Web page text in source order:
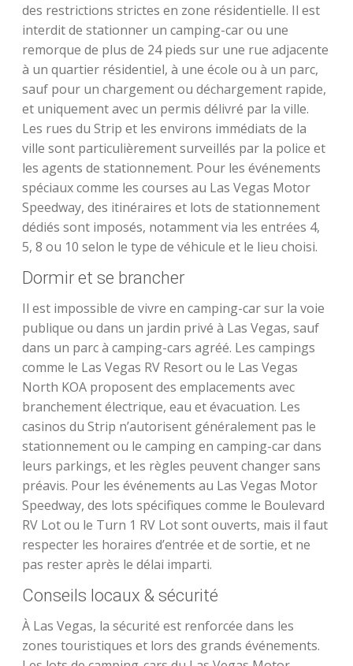
des restrictions strictes en zone résidentielle. Il est
interdit de stationner un camping-car ou une
remorque de plus de 24 pieds sur une rue adjacente
à un quartier résidentiel, à une école ou à un parc,
sauf pour un chargement ou déchargement rapide,
et uniquement avec un permis délivré par la ville.
Les rues du Strip et les environs immédiats de la
ville sont particulièrement surveillés par la police et
les agents de stationnement. Pour les événements
spéciaux comme les courses au Las Vegas Motor
Speedway, des itinéraires et lots de stationnement
dédiés sont imposés, notamment via les entrées 4,
5, 8 ou 10 selon le type de véhicule et le lieu choisi.
Dormir et se brancher
Il est impossible de vivre en camping-car sur la voie
publique ou dans un jardin privé à Las Vegas, sauf
dans un parc à camping-cars agréé. Les campings
comme le Las Vegas RV Resort ou le Las Vegas
North KOA proposent des emplacements avec
branchement électrique, eau et évacuation. Les
casinos du Strip n’autorisent généralement pas le
stationnement ou le camping en camping-car dans
leurs parkings, et les règles peuvent changer sans
préavis. Pour les événements au Las Vegas Motor
Speedway, des lots spécifiques comme le Boulevard
RV Lot ou le Turn 1 RV Lot sont ouverts, mais il faut
respecter les horaires d’entrée et de sortie, et ne
pas rester après le délai imparti.
Conseils locaux & sécurité
À Las Vegas, la sécurité est renforcée dans les
zones touristiques et lors des grands événements.